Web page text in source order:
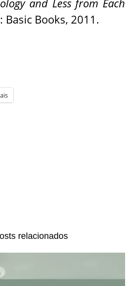
and Less from Each
Basic Books, 2011.
relacionados